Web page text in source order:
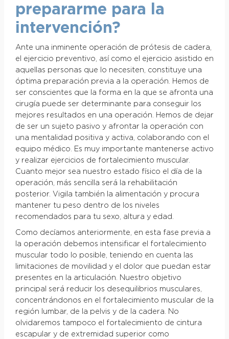
prepararme para la
intervención?
Ante una inminente operación de prótesis de cadera,
el ejercicio preventivo, así como el ejercicio asistido en
aquellas personas que lo necesiten, constituye una
óptima preparación previa a la operación. Hemos de
ser conscientes que la forma en la que se afronta una
cirugía puede ser determinante para conseguir los
mejores resultados en una operación. Hemos de dejar
de ser un sujeto pasivo y afrontar la operación con
una mentalidad positiva y activa, colaborando con el
equipo médico. Es muy importante mantenerse activo
y realizar ejercicios de fortalecimiento muscular.
Cuanto mejor sea nuestro estado físico el día de la
operación, más sencilla será la rehabilitación
posterior. Vigila también la alimentación y procura
mantener tu peso dentro de los niveles
recomendados para tu sexo, altura y edad.
Como decíamos anteriormente, en esta fase previa a
la operación debemos intensificar el fortalecimiento
muscular todo lo posible, teniendo en cuenta las
limitaciones de movilidad y el dolor que puedan estar
presentes en la articulación. Nuestro objetivo
principal será reducir los desequilibrios musculares,
concentrándonos en el fortalecimiento muscular de la
región lumbar, de la pelvis y de la cadera. No
olvidaremos tampoco el fortalecimiento de cintura
escapular y de extremidad superior como